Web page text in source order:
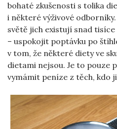
bohaté zkušenosti s tolika
i některé výživové
světě jich existují snad
– uspokojit poptávku po
v tom, že některé diety ve
dietami nejsou. Je to pouze
vymámit peníze z těch, kdo